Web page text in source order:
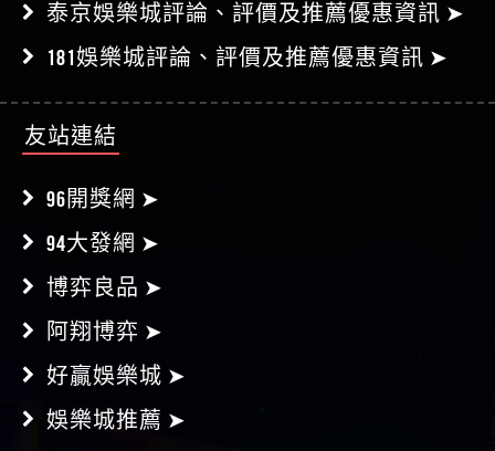
泰京娛樂城評論、評價及推薦優惠資訊 ➤
181娛樂城評論、評價及推薦優惠資訊 ➤
友站連結
96開獎網 ➤
94大發網 ➤
博弈良品 ➤
阿翔博弈 ➤
好贏娛樂城 ➤
娛樂城推薦 ➤